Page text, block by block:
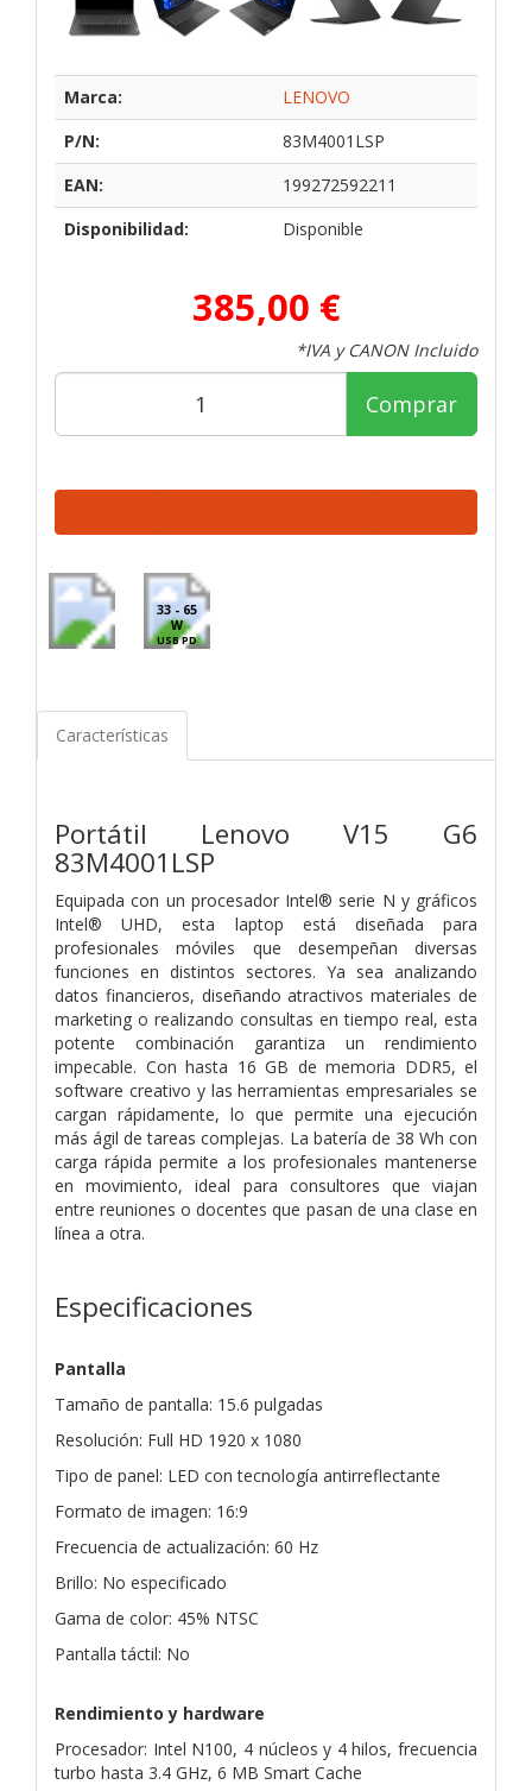
Marca:
LENOVO
P/N:
83M4001LSP
EAN:
199272592211
Disponibilidad:
Disponible
385,00 €
*IVA y CANON Incluido
Comprar
33 - 65
W
USB PD
Características
Portátil Lenovo V15 G6
83M4001LSP
Equipada con un procesador Intel® serie N y gráficos
Intel® UHD, esta laptop está diseñada para
profesionales móviles que desempeñan diversas
funciones en distintos sectores. Ya sea analizando
datos financieros, diseñando atractivos materiales de
marketing o realizando consultas en tiempo real, esta
potente combinación garantiza un rendimiento
impecable. Con hasta 16 GB de memoria DDR5, el
software creativo y las herramientas empresariales se
cargan rápidamente, lo que permite una ejecución
más ágil de tareas complejas. La batería de 38 Wh con
carga rápida permite a los profesionales mantenerse
en movimiento, ideal para consultores que viajan
entre reuniones o docentes que pasan de una clase en
línea a otra.
Especificaciones
Pantalla
Tamaño de pantalla: 15.6 pulgadas
Resolución: Full HD 1920 x 1080
Tipo de panel: LED con tecnología antirreflectante
Formato de imagen: 16:9
Frecuencia de actualización: 60 Hz
Brillo: No especificado
Gama de color: 45% NTSC
Pantalla táctil: No
Rendimiento y hardware
Procesador: Intel N100, 4 núcleos y 4 hilos, frecuencia
turbo hasta 3.4 GHz, 6 MB Smart Cache